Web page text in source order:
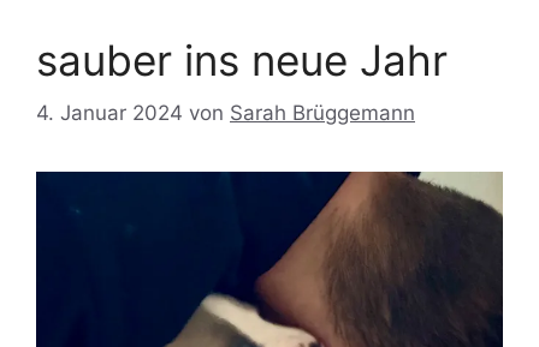
sauber ins neue Jahr
4. Januar 2024 von Sarah Brüggemann